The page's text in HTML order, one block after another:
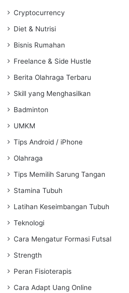
Cryptocurrency
Diet & Nutrisi
Bisnis Rumahan
Freelance & Side Hustle
Berita Olahraga Terbaru
Skill yang Menghasilkan
Badminton
UMKM
Tips Android / iPhone
Olahraga
Tips Memilih Sarung Tangan
Stamina Tubuh
Latihan Keseimbangan Tubuh
Teknologi
Cara Mengatur Formasi Futsal
Strength
Peran Fisioterapis
Cara Adapt Uang Online